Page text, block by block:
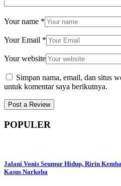
Your name *
Your Email *
Your website
Simpan nama, email, dan situs
untuk komentar saya berikutnya.
POPULER
Jalani Vonis Seumur Hidup, Ririn
Kasus Narkoba